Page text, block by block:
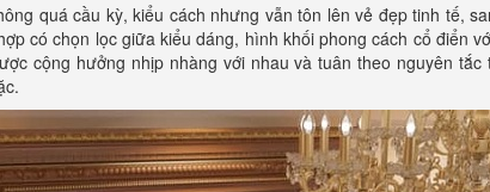
quá cầu kỳ, kiểu cách nhưng vẫn tôn lên vẻ đẹp tinh tế,
có chọn lọc giữa kiểu dáng, hình khối phong cách cổ điển
cộng hưởng nhịp nhàng với nhau và tuân theo nguyên